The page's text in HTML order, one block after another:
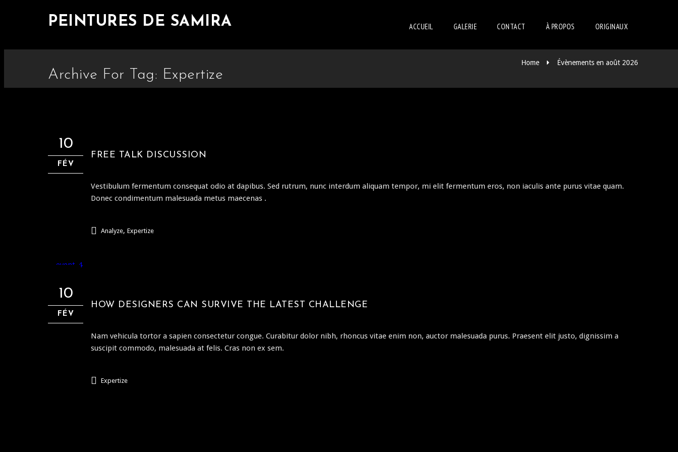
PEINTURES DE SAMIRA ACCUEIL GALERIE CONTACT À PROPOS ORIGINAUX
Archive For Tag: Expertize
Home Évènements en août 2026
10
FÉV
FREE TALK DISCUSSION
Vestibulum fermentum consequat odio at dapibus. Sed rutrum, nunc interdum aliquam tempor, mi elit fermentum eros, non iaculis ante purus vitae quam.
Donec condimentum malesuada metus maecenas .
Analyze, Expertize
10
FÉV
HOW DESIGNERS CAN SURVIVE THE LATEST CHALLENGE
Nam vehicula tortor a sapien consectetur congue. Curabitur dolor nibh, rhoncus vitae enim non, auctor malesuada purus. Praesent elit justo, dignissim a
suscipit commodo, malesuada at felis. Cras non ex sem.
Expertize